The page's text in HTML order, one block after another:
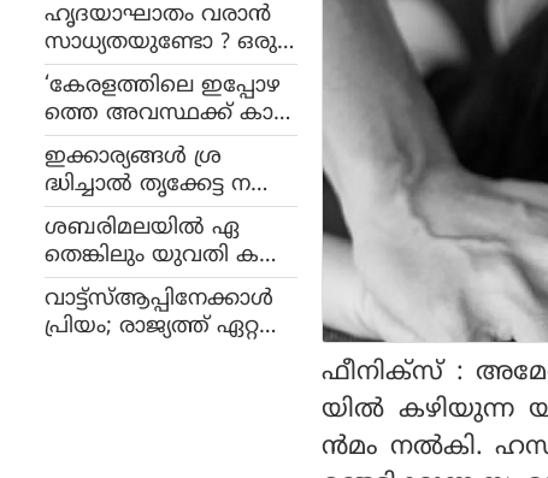
ഹൃദയാഘാതം വരാൻ
സാധ്യതയുണ്ടോ ? ഒരു
ഗ്ലാസ് തണുത്ത വെള്ള
ത്തിൽ ഇത് തിരിച്ച
റിയാം !
‘കേരളത്തിലെ ഇപ്പോഴ
ത്തെ അവസ്ഥക്ക് കാര
ണം വലതുപക്ഷം‘,
കോൺഗ്രസിനെ
പേരെടുത്ത് പറയാതെ
വിമർശിച്ച് കമൽ‌ഹാസ
ൻ
ഇക്കാര്യങ്ങൾ ശ്ര
ദ്ധിച്ചാൽ തൃക്കേട്ട നക്ഷ
ത്രക്കാർക്ക് പുതുവർഷം
ഗുണകരമാക്കാം !
ശബരിമലയിൽ ഏ
തെങ്കിലും യുവതി കയ
റിയാൽ ആത്മാഹൂതി
ചെയ്യുമെന്ന് പറഞ്ഞവർ
എവിടെപ്പോയി: മുഖ്യമ
വാട്ട്‌സ്‌ആപ്പിനേക്കാൾ
പ്രിയം; രാജ്യത്ത് ഏറ്റ
ഫീനിക്‌സ് :
യിൽ കഴിയുന്ന
ൻ‌മം നൽകി.